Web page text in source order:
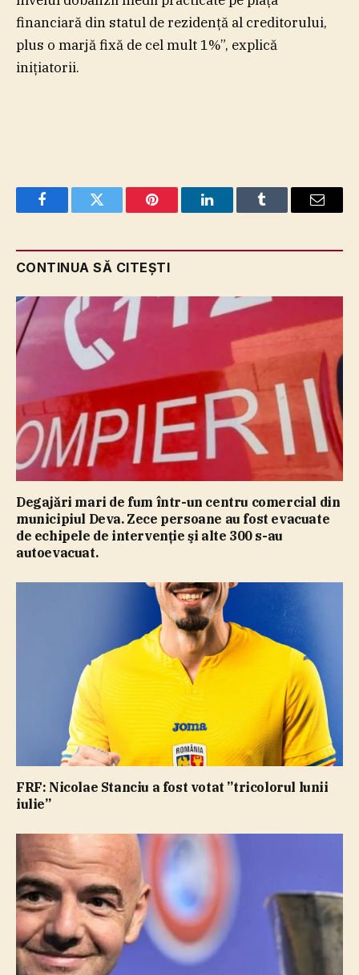
financiară din statul de rezidenţă al creditorului,
plus o marjă fixă de cel mult 1%”, explică
iniţiatorii.
FacebookTwitter Pinterest LinkedInTumblr Email
CONTINUA SĂ CITEȘTI
Degajări mari de fum într-un centru comercial din
municipiul Deva. Zece persoane au fost evacuate
de echipele de intervenţie şi alte 300 s-au
autoevacuat.
FRF: Nicolae Stanciu a fost votat ”tricolorul lunii
iulie”